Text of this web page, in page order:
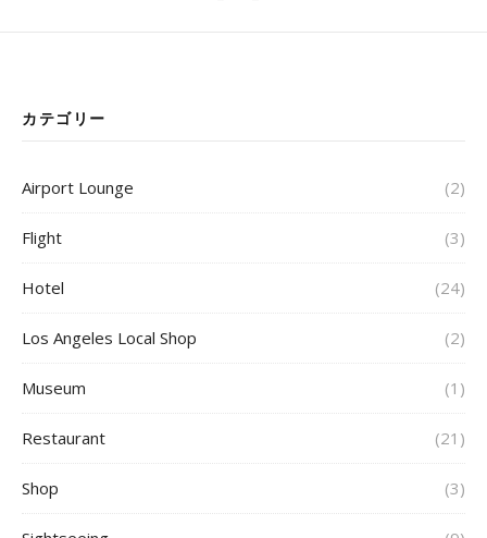
カテゴリー
Airport Lounge (2)
Flight (3)
Hotel (24)
Los Angeles Local Shop (2)
Museum (1)
Restaurant (21)
Shop (3)